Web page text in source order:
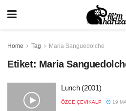
Home Tag Maria Sanguedolche
Etiket: Maria
Lunch (2001)
ÖZGE ÇEVIKALP 19